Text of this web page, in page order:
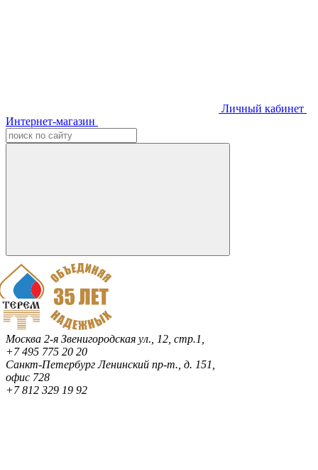
Личный кабинет
Интернет-магазин
Москва 2-я Звенигородская ул., 12, стр.1,
+7 495 775 20 20
Санкт-ПетербургЛенинский пр-т., д. 151,
офис 728
+7 812 329 19 92